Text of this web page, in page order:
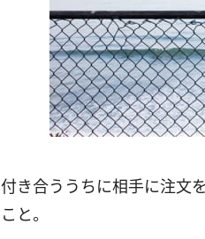
付き合ううちに相手に注文
こと。